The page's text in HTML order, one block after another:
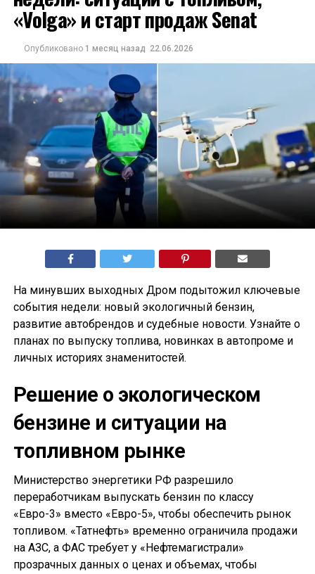
«Volga» и старт продаж Senat
Опубликовано 1 месяц назад 22.06.2026
На минувших выходных Дром подытожил ключевые
события недели: новый экологичный бензин,
развитие автобрендов и судебные новости. Узнайте о
планах по выпуску топлива, новинках в автопроме и
личных историях знаменитостей.
Решение о экологическом
бензине и ситуации на
топливном рынке
Министерство энергетики РФ разрешило
переработчикам выпускать бензин по классу
«Евро-3» вместо «Евро-5», чтобы обеспечить рынок
топливом. «Татнефть» временно ограничила продажи
на АЗС, а ФАС требует у «Нефтемагистрали»
прозрачных данных о ценах и объемах, чтобы